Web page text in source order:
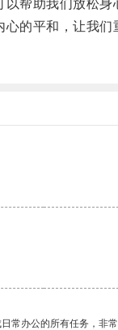
帮助我们放松身
平和，让我们
常办公的所有任务，非常